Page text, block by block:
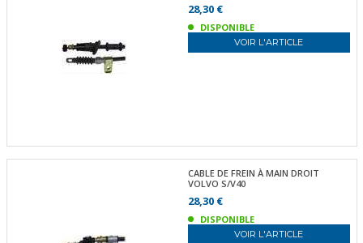
28,30 €
DISPONIBLE
VOIR L'ARTICLE
CABLE DE FREIN À MAIN DROIT
VOLVO S/V40
28,30 €
DISPONIBLE
VOIR L'ARTICLE